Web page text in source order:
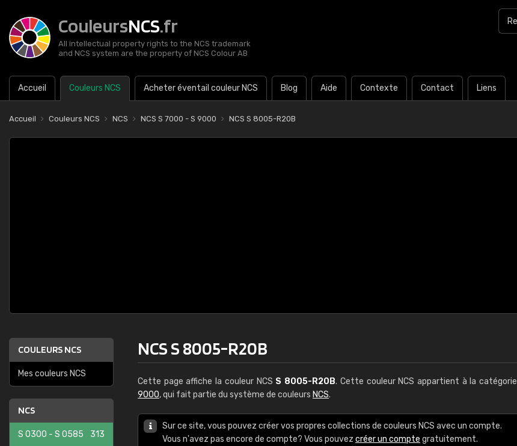
CouleursNCS.fr
All intellectual property rights to the NCS trademark
and NCS system are the property of NCS Colour AB
Accueil Couleurs NCS Acheter éventail couleur NCS Blog Aide Contexte Contact Liens
Accueil Couleurs NCS NCS NCS S 7000 - S 9000 NCS S 8005-R20B
COULEURS NCS
Mes couleurs NCS
NCS
S 0300 - S 0585 313
NCS S 8005-R20B
Cette page affiche la couleur NCS S 8005-R20B. Cette couleur NCS appartient à la catégorie
9000, qui fait partie du système de couleurs NCS.
Sur ce site, vous pouvez créer vos propres collections de couleurs NCS avec un compte.
Vous n'avez pas encore de compte? Vous pouvez créer un compte gratuitement.